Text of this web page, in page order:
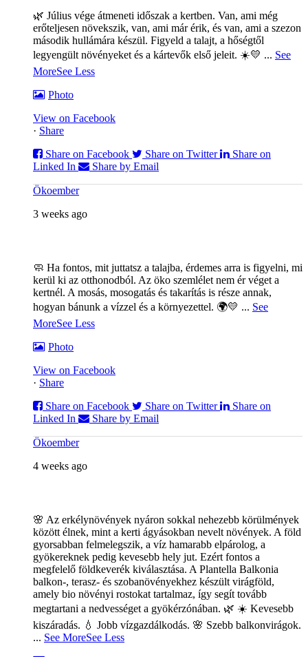
🌿 Július vége átmeneti időszak a kertben. Van, ami még
erőteljesen növekszik, van, ami már érik, és van, ami a szezon
második hullámára készül. Figyeld a talajt, a hőségtől
legyengült növényeket és a kártevők első jeleit. ☀️💛 ... See
MoreSee Less
Photo
View on Facebook
· Share
Share on Facebook
Share on Twitter
Share on
Linked In
Share by Email
Ökoember
3 weeks ago
🧼 Ha fontos, mit juttatsz a talajba, érdemes arra is figyelni, mi
kerül ki az otthonodból. Az öko szemlélet nem ér véget a
kertnél. A mosás, mosogatás és takarítás is része annak,
hogyan bánunk a vízzel és a környezettel. 🌍💛 ... See
MoreSee Less
Photo
View on Facebook
· Share
Share on Facebook
Share on Twitter
Share on
Linked In
Share by Email
Ökoember
4 weeks ago
🌸 Az erkélynövények nyáron sokkal nehezebb körülmények
között élnek, mint a kerti ágyásokban nevelt növények. A föld
gyorsabban felmelegszik, a víz hamarabb elpárolog, a
gyökereknek pedig kevesebb hely jut. Ezért fontos a
megfelelő földkeverék kiválasztása. A Plantella Balkonia
balkon-, terasz- és szobanövényekhez készült virágföld,
amely bio növényi rostokat tartalmaz, így segít tovább
megtartani a nedvességet a gyökérzónában. 🌿 ☀️ Kevesebb
kiszáradás. 💧 Jobb vízgazdálkodás. 🌸 Szebb balkonvirágok.
... See MoreSee Less